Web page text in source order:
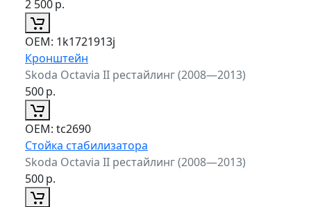
2 500р.
ОЕМ: 1k1721913j
Кронштейн
Skoda Octavia II рестайлинг (2008—2013)
500р.
ОЕМ: tc2690
Стойка стабилизатора
Skoda Octavia II рестайлинг (2008—2013)
500р.